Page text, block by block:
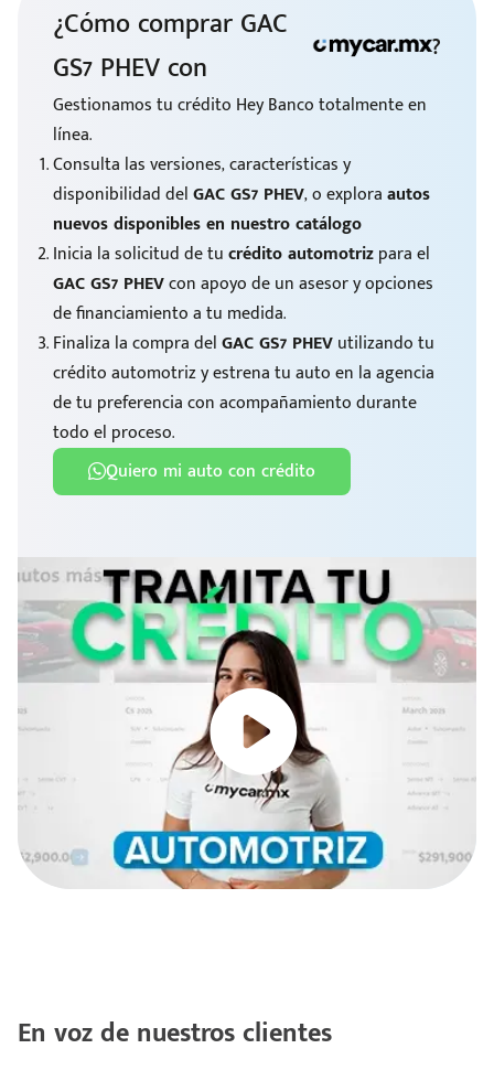
¿Cómo comprar GAC
GS7 PHEV con
?
Gestionamos tu crédito Hey Banco totalmente en
línea.
Consulta las versiones, características y
disponibilidad delGAC GS7 PHEV, o exploraautos
nuevos disponibles en nuestro catálogo
Inicia la solicitud de tucrédito automotrizpara el
GAC GS7 PHEVcon apoyo de un asesor y opciones
de financiamiento a tu medida.
Finaliza la compra delGAC GS7 PHEVutilizando tu
crédito automotriz y estrena tu auto en la agencia
de tu preferencia con acompañamiento durante
todo el proceso.
Quiero mi auto con crédito
En voz de nuestros clientes